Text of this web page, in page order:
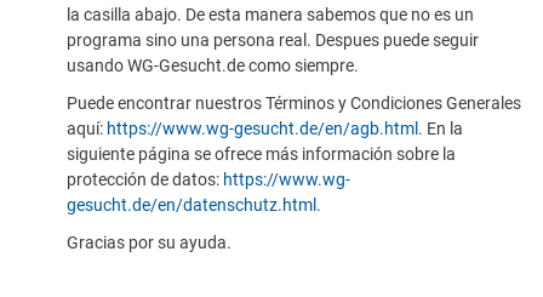
la casilla abajo. De esta manera sabemos que no es un
programa sino una persona real. Despues puede seguir
usando WG-Gesucht.de como siempre.
Puede encontrar nuestros Términos y Condiciones Generales
aquí: https://www.wg-gesucht.de/en/agb.html . En la
siguiente página se ofrece más información sobre la
protección de datos: https://www.wg-
gesucht.de/en/datenschutz.html .
Gracias por su ayuda.